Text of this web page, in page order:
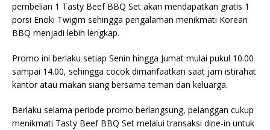
pembelian 1 Tasty Beef BBQ Set akan mendapatkan gratis 1
porsi Enoki Twigim sehingga pengalaman menikmati Korean
BBQ menjadi lebih lengkap.
Promo ini berlaku setiap Senin hingga Jumat mulai pukul 10.00
sampai 14.00, sehingga cocok dimanfaatkan saat jam istirahat
kantor atau makan siang bersama teman dan keluarga.
Berlaku selama periode promo berlangsung, pelanggan cukup
menikmati Tasty Beef BBQ Set melalui transaksi dine-in untuk